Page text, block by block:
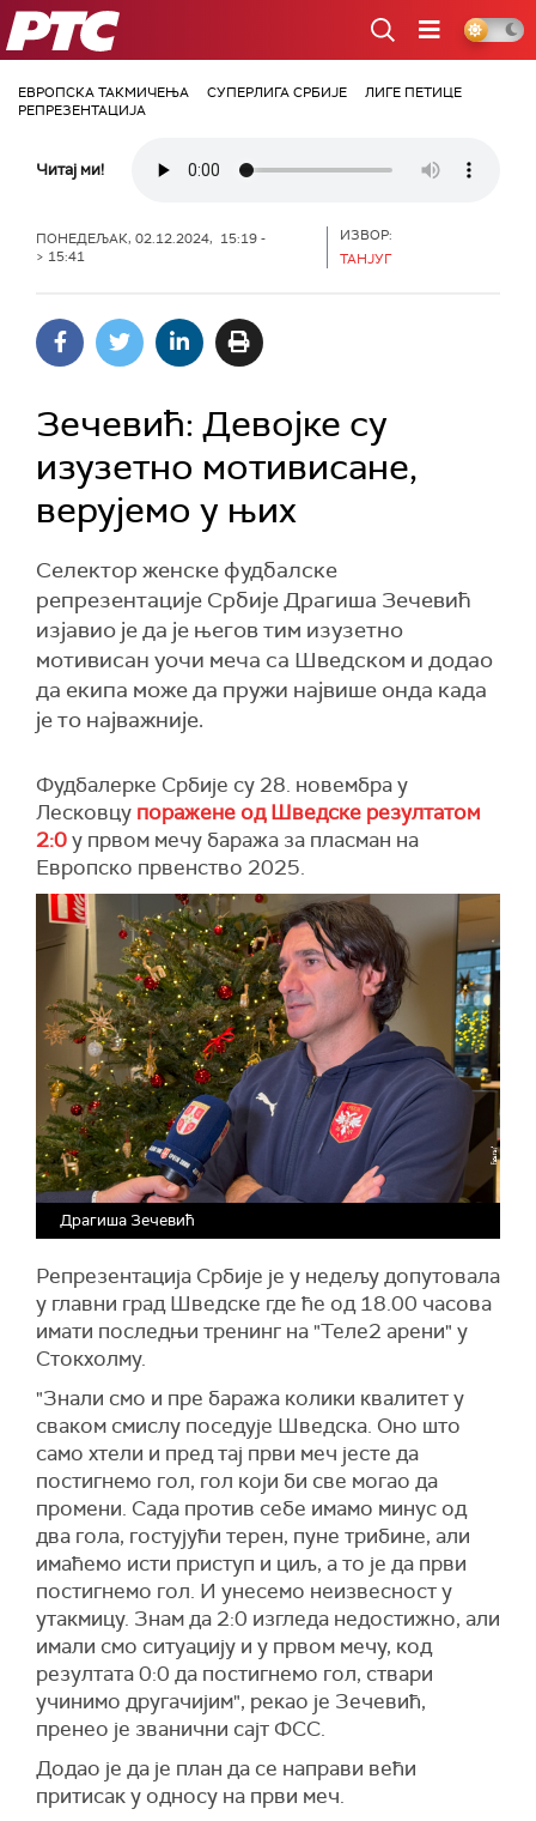
РТС
ЕВРОПСКА ТАКМИЧЕЊА СУПЕРЛИГА СРБИЈЕ
ЛИГЕ ПЕТИЦЕ
РЕПРЕЗЕНТАЦИЈА
Читај ми!
ПОНЕДЕЉАК, 02.12.2024, 15:19 -
> 15:41
ИЗВОР:
ТАНЈУГ
Зечевић: Девојке су
изузетно мотивисане,
верујемо у њих
Селектор женске фудбалске
репрезентације Србије Драгиша Зечевић
изјавио је да је његов тим изузетно
мотивисан уочи меча са Шведском и додао
да екипа може да пружи највише онда када
је то најважније.
Фудбалерке Србије су 28. новембра у
Лесковцу поражене од Шведске резултатом
2:0у првом мечу баража за пласман на
Европско првенство 2025.
Драгиша Зечевић
Репрезентација Србије је у недељу допутовала
у главни град Шведске где ће од 18.00 часова
имати последњи тренинг на "Теле2 арени" у
Стокхолму.
"Знали смо и пре баража колики квалитет у
сваком смислу поседује Шведска. Оно што
само хтели и пред тај први меч јесте да
постигнемо гол, гол који би све могао да
промени. Сада против себе имамо минус од
два гола, гостујући терен, пуне трибине, али
имаћемо исти приступ и циљ, а то је да први
постигнемо гол. И унесемо неизвесност у
утакмицу. Знам да 2:0 изгледа недостижно, али
имали смо ситуацију и у првом мечу, код
резултата 0:0 да постигнемо гол, ствари
учинимо другачијим", рекао је Зечевић,
пренео је званични сајт ФСС.
Додао је да је план да се направи већи
притисак у односу на први меч.